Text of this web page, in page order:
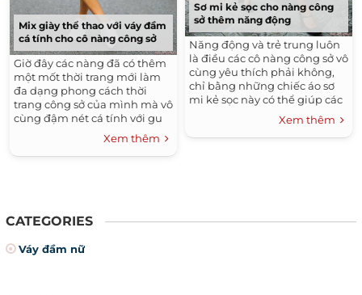
Mix giày thể thao với váy đầm
cá tính cho cô nàng công sở
Giờ đây các nàng đã có thêm
một mốt thời trang mới làm
đa dạng phong cách thời
trang công sở của mình mà vô
cùng đậm nét cá tính với gu
Xem thêm
Sơ mi kẻ sọc cho nàng công
sở thêm năng động
Năng động và trẻ trung luôn
là điều các cô nàng công sở vô
cùng yêu thích phải không,
chỉ bằng những chiếc áo sơ
mi kẻ sọc này có thể giúp các
quý cô có thêm nhiều sự lựa
chọn cho sự kết hợp với gu
thời trang của mình vô cùng
Xem thêm
CATEGORIES
Váy đầm nữ